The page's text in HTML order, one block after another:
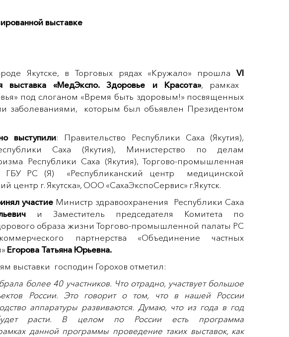
выставке
Якутске, в Торговых рядах «Кружало» прошлаVI
выставка
«МедЭкспо. Здоровье и Красота», рамках
под слоганом «Время быть здоровым!» посвященных
заболеваниями, которым был объявлен Президентом
выступили: Правительство Республики Саха (Якутия),
Саха (Якутия), Министерство по делам
Республики Саха (Якутия), Торгово-промышленная
ГБУ РС (Я) «Республиканский центр медицинской
центр г. Якутска», ООО «СахаЭкспоСервис» г.Якутск.
участие Министр здравоохранения Республики Саха
и Заместитель председателя Комитета по
образа жизни Торгово-промышленной палаты РС
партнерства «Объединение частных
Егорова Татьяна Юрьевна.
выставки господин Горохов отметил:
более 40 участников. Что отрадно, участвует большое
России. Это говорит о том, что в нашей России
аппаратуры развиваются. Думаю, что из года в год
будет расти. В целом по России есть программа
данной программы проведение таких выставок, как